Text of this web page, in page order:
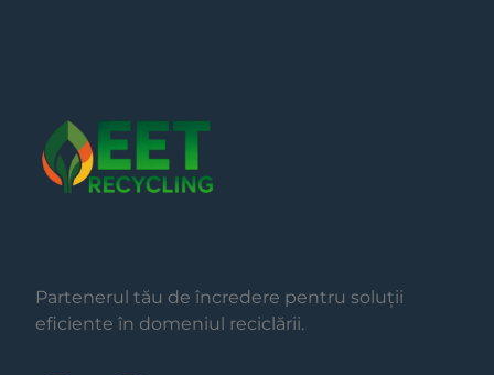
Partenerul tău de încredere pentru soluții
eficiente în domeniul reciclării.